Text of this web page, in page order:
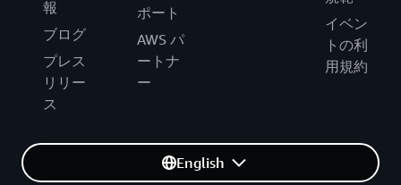
報
ブログ
プレス
リリー
ス
ポート
AWS パ
ートナ
ー
イベン
トの利
用規約
English